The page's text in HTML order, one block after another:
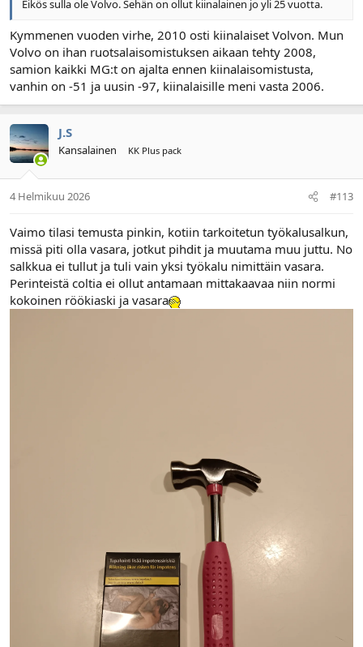
Eikös sulla ole Volvo. Sehän on ollut kiinalainen jo yli 25 vuotta.
Kymmenen vuoden virhe, 2010 osti kiinalaiset Volvon. Mun
Volvo on ihan ruotsalaisomistuksen aikaan tehty 2008,
samion kaikki MG:t on ajalta ennen kiinalaisomistusta,
vanhin on -51 ja uusin -97, kiinalaisille meni vasta 2006.
J.S
Kansalainen KK Plus pack
4 Helmikuu 2026 #113
Vaimo tilasi temusta pinkin, kotiin tarkoitetun työkalusalkun,
missä piti olla vasara, jotkut pihdit ja muutama muu juttu. No
salkkua ei tullut ja tuli vain yksi työkalu nimittäin vasara.
Perinteistä coltia ei ollut antamaan mittakaavaa niin normi
kokoinen röökiaski ja vasara